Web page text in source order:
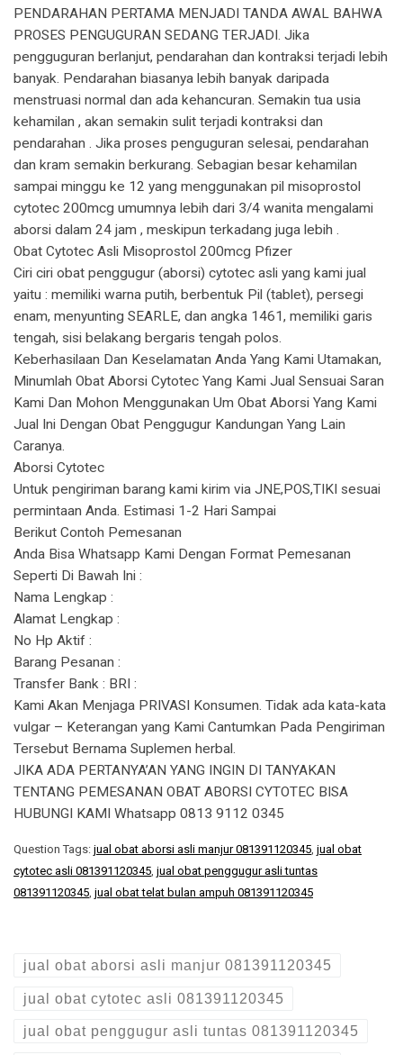
PENDARAHAN PERTAMA MENJADI TANDA AWAL BAHWA
PROSES PENGUGURAN SEDANG TERJADI. Jika
pengguguran berlanjut, pendarahan dan kontraksi terjadi lebih
banyak. Pendarahan biasanya lebih banyak daripada
menstruasi normal dan ada kehancuran. Semakin tua usia
kehamilan , akan semakin sulit terjadi kontraksi dan
pendarahan . Jika proses penguguran selesai, pendarahan
dan kram semakin berkurang. Sebagian besar kehamilan
sampai minggu ke 12 yang menggunakan pil misoprostol
cytotec 200mcg umumnya lebih dari 3/4 wanita mengalami
aborsi dalam 24 jam , meskipun terkadang juga lebih .
Obat Cytotec Asli Misoprostol 200mcg Pfizer
Ciri ciri obat penggugur (aborsi) cytotec asli yang kami jual
yaitu : memiliki warna putih, berbentuk Pil (tablet), persegi
enam, menyunting SEARLE, dan angka 1461, memiliki garis
tengah, sisi belakang bergaris tengah polos.
Keberhasilaan Dan Keselamatan Anda Yang Kami Utamakan,
Minumlah Obat Aborsi Cytotec Yang Kami Jual Sensuai Saran
Kami Dan Mohon Menggunakan Um Obat Aborsi Yang Kami
Jual Ini Dengan Obat Penggugur Kandungan Yang Lain
Caranya.
Aborsi Cytotec
Untuk pengiriman barang kami kirim via JNE,POS,TIKI sesuai
permintaan Anda. Estimasi 1-2 Hari Sampai
Berikut Contoh Pemesanan
Anda Bisa Whatsapp Kami Dengan Format Pemesanan
Seperti Di Bawah Ini :
Nama Lengkap :
Alamat Lengkap :
No Hp Aktif :
Barang Pesanan :
Transfer Bank : BRI :
Kami Akan Menjaga PRIVASI Konsumen. Tidak ada kata-kata
vulgar – Keterangan yang Kami Cantumkan Pada Pengiriman
Tersebut Bernama Suplemen herbal.
JIKA ADA PERTANYA’AN YANG INGIN DI TANYAKAN
TENTANG PEMESANAN OBAT ABORSI CYTOTEC BISA
HUBUNGI KAMI Whatsapp 0813 9112 0345
Question Tags: jual obat aborsi asli manjur 081391120345 jual obat
cytotec asli 081391120345 jual obat penggugur asli tuntas
081391120345 jual obat telat bulan ampuh 081391120345
jual obat aborsi asli manjur 081391120345
jual obat cytotec asli 081391120345
jual obat penggugur asli tuntas 081391120345